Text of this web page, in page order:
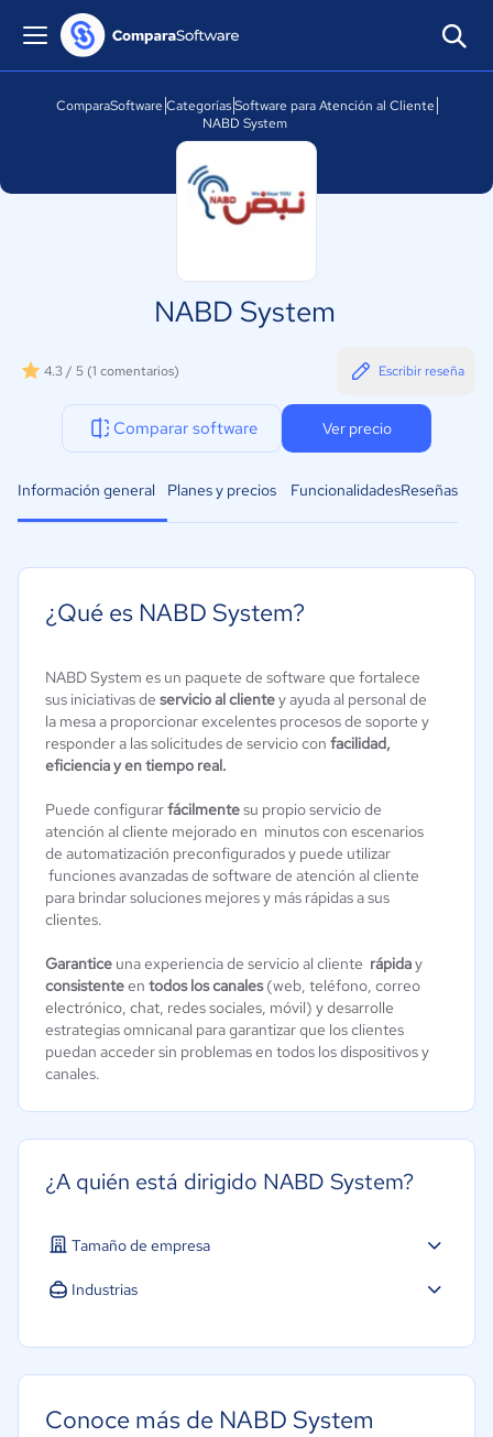
ComparaSoftware Categorías Software para Atención al Cliente
NABD System
NABD System
4.3 / 5 (1 comentarios) Escribir reseña
Comparar software Ver precio
Información general Planes y precios FuncionalidadesReseñas
¿Qué es NABD System?
NABD System es un paquete de software que fortalece
sus iniciativas de servicio al clientey ayuda al personal de
la mesa a proporcionar excelentes procesos de soporte y
responder a las solicitudes de servicio con facilidad,
eficiencia y en tiempo real.
Puede configurarfácilmentesu propio servicio de
atención al cliente mejorado en minutos con escenarios
de automatización preconfigurados y puede utilizar
funciones avanzadas de software de atención al cliente
para brindar soluciones mejores y más rápidas a sus
clientes.
Garantice una experiencia de servicio al cliente rápiday
consistenteen todos los canales(web, teléfono, correo
electrónico, chat, redes sociales, móvil) y desarrolle
estrategias omnicanal para garantizar que los clientes
puedan acceder sin problemas en todos los dispositivos y
canales.
¿A quién está dirigido NABD System?
Tamaño de empresa
Industrias
Conoce más de NABD System